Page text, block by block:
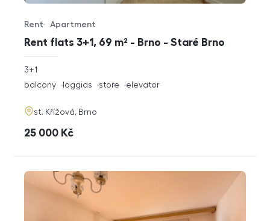
Rent flats 3+1, 69 m² - Brno - Staré Brno
Offer type
Rent
Property type
Apartment
rozměry
3+1
funkce
balcony loggias store elevator
adresa
st. Křížová, Brno
cena
25 000 Kč